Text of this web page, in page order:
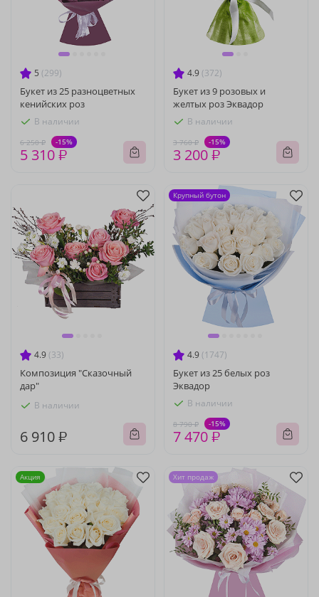
5 (299)
Букет из 25 разноцветных
кенийских роз
В наличии
6 250 ₽ -15%
5 310 ₽
4.9 (372)
Букет из 9 розовых и
желтых роз Эквадор
В наличии
3 760 ₽ -15%
3 200 ₽
4.9 (33)
Композиция "Сказочный
дар"
В наличии
6 910 ₽
4.9 (1747)
Букет из 25 белых роз
Эквадор
В наличии
8 790 ₽ -15%
7 470 ₽
Крупный бутон
Акция Хит продаж